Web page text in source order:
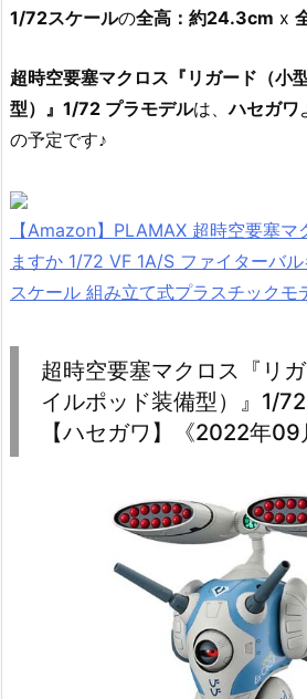
1/72スケールの全高：約24.3cm x
超時空要塞マクロス『リガード（小
型）』1/72 プラモデルは、ハセガワ
の予定です♪
【Amazon】PLAMAX 超時空要塞
ますか 1/72 VF 1A/S ファイターバ
スケール 組み立て式プラスチックモ
超時空要塞マクロス『リ
イルポッド装備型）』1/
【ハセガワ】《2022年09